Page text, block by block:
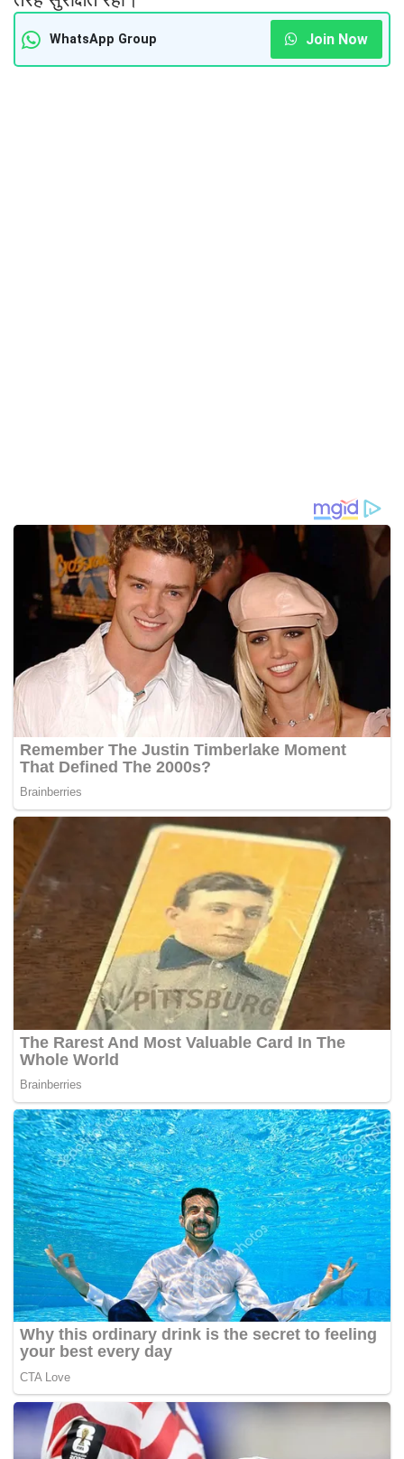
WhatsApp Group Join Now